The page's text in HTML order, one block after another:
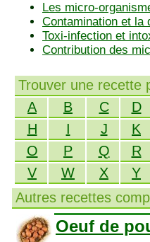
Les micro-
Contamination et la
Toxi-infection et
Contribution des
Trouver une recette
A
B C D
H
I J K
O
P Q R
V
W X Y
Autres recettes
Oeuf de